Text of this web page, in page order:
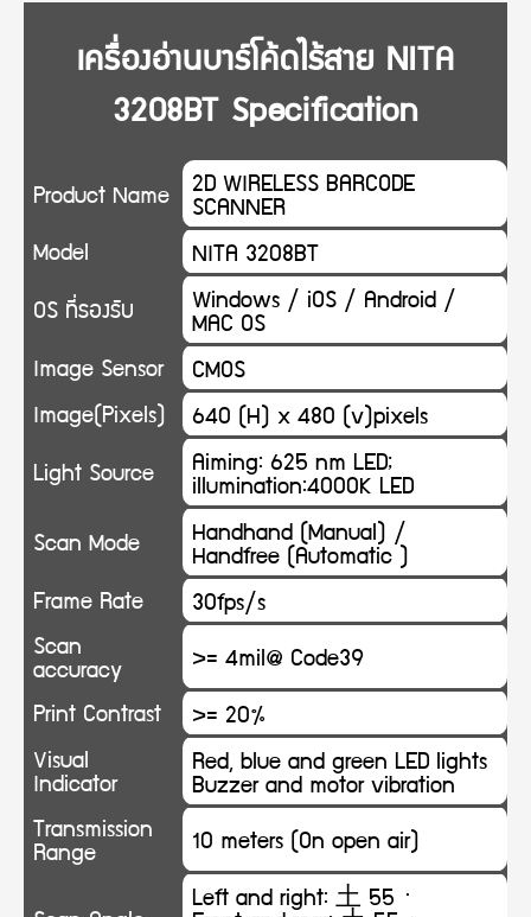
เครื่องอ่านบาร์โค้ดไร้สาย NITA
3208BT Specification
Product Name 2D WIRELESS BARCODE
SCANNER
Model
NITA 3208BT
OS ที่รองรับ
Windows / iOS / Android /
MAC OS
Image Sensor
CMOS
Image(Pixels)
640 (H) x 480 (v)pixels
Light Source
Aiming: 625 nm LED;
illumination:4000K LED
Scan Mode
Handhand (Manual) /
Handfree (Automatic )
Frame Rate
30fps/s
Scan
accuracy
>= 4mil@ Code39
Print Contrast
>= 20%
Visual
Indicator Red, blue and green LED lights
Buzzer and motor vibration
Transmission
Range
10 meters (On open air)
Left and right: 土 55ㆍ